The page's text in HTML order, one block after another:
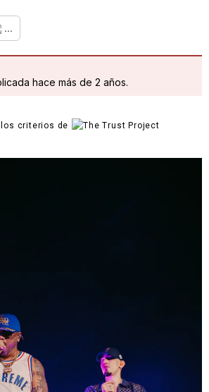
...
hace más de 2 años.
los criterios de